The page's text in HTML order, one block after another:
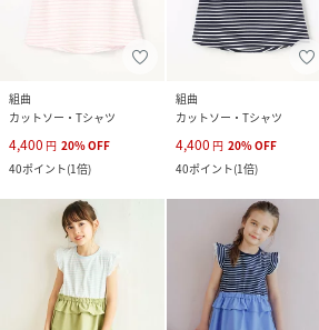
組曲
カットソー・Tシャツ
4,400 円 20%OFF
40ポイント(1倍)
組曲
カットソー・Tシャツ
4,400 円 20%OFF
40ポイント(1倍)